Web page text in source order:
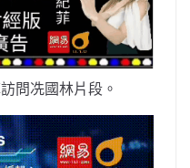
問冼國林片段。